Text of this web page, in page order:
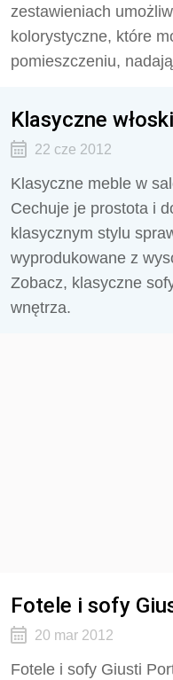
zestawieniach
kolorystyczne, które
pomieszczeniu,
Klasyczne
22 cze 2012
Klasyczne meble w
Cechuje je prostota i
klasycznym stylu
wyprodukowane z
Zobacz, klasyczne
wnętrza.
Fotele i sofy
20 mar 2012
Fotele i sofy Giusti